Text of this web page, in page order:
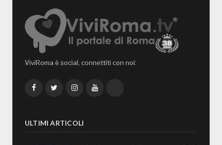
ViviRoma è social, connettiti con noi:
FacebookTwitterInstagramYouTube
ULTIMI ARTICOLI